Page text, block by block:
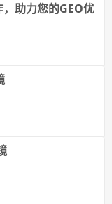
助力您的GEO优